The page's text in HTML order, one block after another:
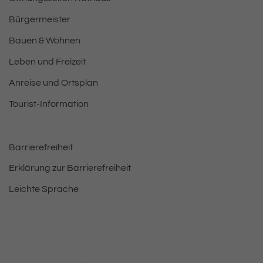
Bürgermeister
Bauen & Wohnen
Leben und Freizeit
Anreise und Ortsplan
Tourist-Information
Barrierefreiheit
Erklärung zur Barrierefreiheit
Leichte Sprache